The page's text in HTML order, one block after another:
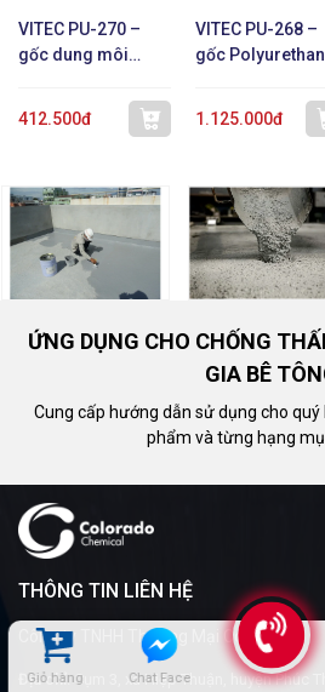
Giỏ hàng Chat Face
VITEC PU-270 –
gốc dung môi
412.500đ
VITEC PU-268 –
gốc
1.125.000đ
ỨNG DỤNG CHO CHỐNG
GIA BÊ
Cung cấp hướng dẫn sử dụng cho
phẩm và từng hạng
THÔNG TIN LIÊN HỆ
Công ty TNHH Thương Mại Colorado
Địa chỉ:Cụm 3, xã Hiệp Thuận, huyện Phúc